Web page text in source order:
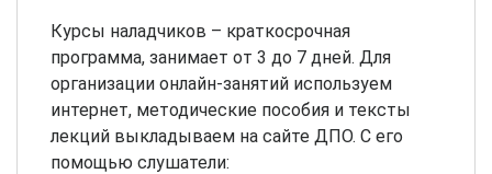
Курсы наладчиков – краткосрочная
программа, занимает от 3 до 7 дней. Для
организации онлайн-занятий используем
интернет, методические пособия и тексты
лекций выкладываем на сайте ДПО. С его
помощью слушатели: